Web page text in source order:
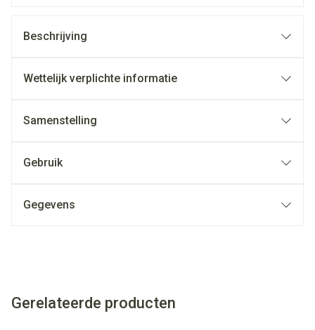
Beschrijving
Wettelijk verplichte informatie
Samenstelling
Gebruik
Gegevens
Gerelateerde producten